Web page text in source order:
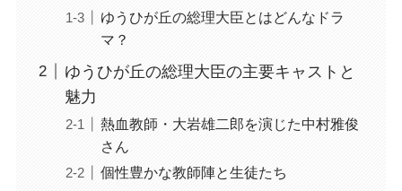
ゆうひが丘の総理大臣とはどんなドラ
マ？
ゆうひが丘の総理大臣の主要キャストと
魅力
熱血教師・大岩雄二郎を演じた中村雅俊
さん
個性豊かな教師陣と生徒たち